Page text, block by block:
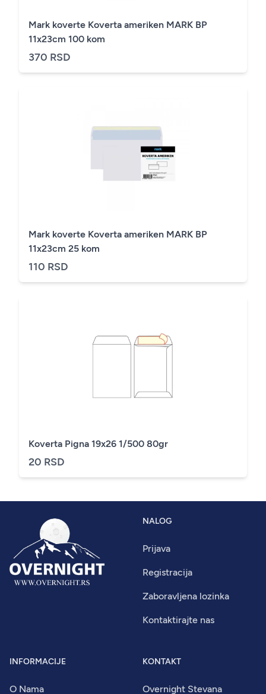
Mark koverte Koverta ameriken MARK BP
11x23cm 100 kom
370 RSD
Mark koverte Koverta ameriken MARK BP
11x23cm 25 kom
110 RSD
Koverta Pigna 19x26 1/500 80gr
20 RSD
NALOG
Prijava
Registracija
Zaboravljena lozinka
Kontaktirajte nas
INFORMACIJE
O Nama
KONTAKT
Overnight Stevana